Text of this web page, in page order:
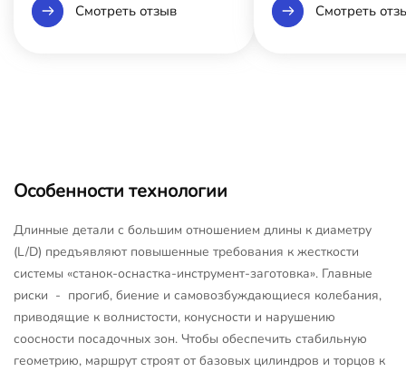
Смотреть отзыв Смотреть
Особенности технологии
Длинные детали с большим отношением длины к диаметру
(L/D) предъявляют повышенные требования к жесткости
системы «станок-оснастка-инструмент-заготовка». Главные
риски - прогиб, биение и самовозбуждающиеся колебания,
приводящие к волнистости, конусности и нарушению
соосности посадочных зон. Чтобы обеспечить стабильную
геометрию, маршрут строят от базовых цилиндров и торцов к